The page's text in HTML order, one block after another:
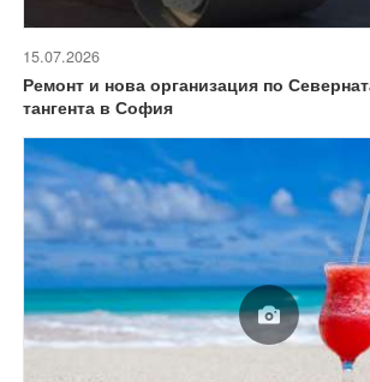
15.07.2026
Ремонт и нова организация по
тангента в София